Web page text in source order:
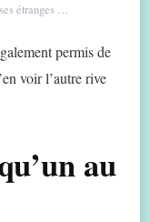
étranges …
permis de
voir l’autre rive
au